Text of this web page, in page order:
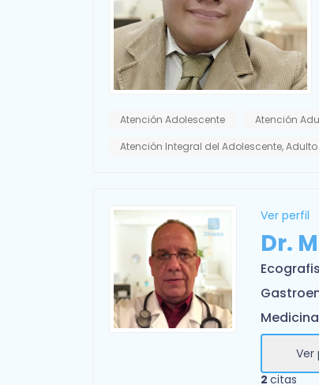
Atención Adolescente Atención
Atención Integral del Adolescente,
Ver perfil
Dr.
Ver
2 citas